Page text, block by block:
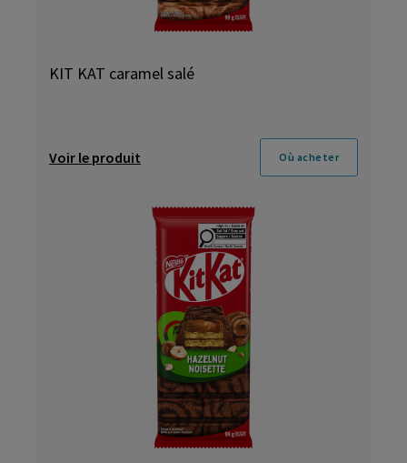
KIT KAT caramel salé
Voir le produit Où acheter